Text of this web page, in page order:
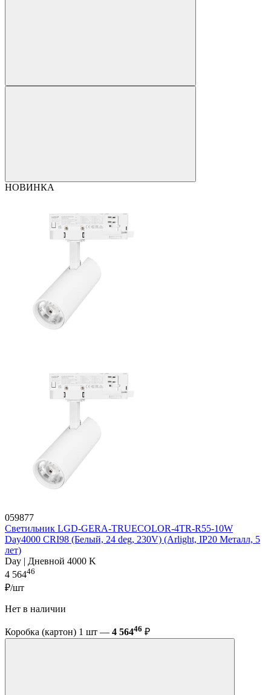
НОВИНКА
059877
Светильник LGD-GERA-TRUECOLOR-4TR-R55-10W
Day4000 CRI98 (Белый, 24 deg, 230V) (Arlight, IP20 Металл, 5
лет)
Day | Дневной 4000 K
4 56446
₽/шт
Нет в наличии
Коробка (картон) 1 шт — 4 56446 ₽